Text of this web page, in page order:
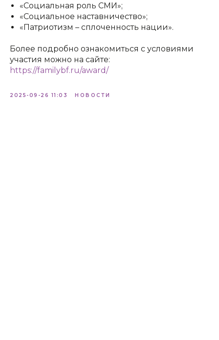
«Социальная роль СМИ»;
«Социальное наставничество»;
«Патриотизм – сплоченность нации».
Более подробно ознакомиться с условиями
участия можно на сайте:
https://familybf.ru/award/
2025-09-26 11:03 НОВОСТИ